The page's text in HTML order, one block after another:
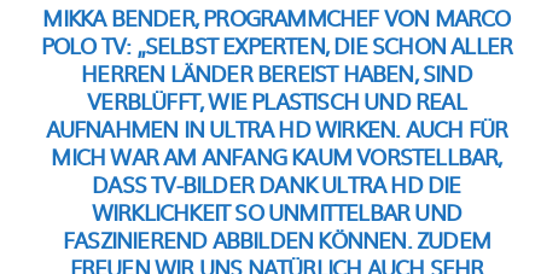
MIKKA BENDER, PROGRAMMCHEF VON MARCO
POLO TV:„SELBST EXPERTEN, DIE SCHON ALLER
HERREN LÄNDER BEREIST HABEN, SIND
VERBLÜFFT, WIE PLASTISCH UND REAL
AUFNAHMEN IN ULTRA HD WIRKEN. AUCH FÜR
MICH WAR AM ANFANG KAUM VORSTELLBAR,
DASS TV-BILDER DANK ULTRA HD DIE
WIRKLICHKEIT SO UNMITTELBAR UND
FASZINIEREND ABBILDEN KÖNNEN. ZUDEM
FREUEN WIR UNS NATÜRLICH AUCH SEHR